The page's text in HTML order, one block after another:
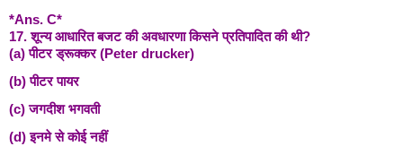
*Ans. C*
17. शून्य आधारित बजट की अवधारणा किसने प्रतिपादित की थी?
(a) पीटर ड्रूक्कर (Peter drucker)
(b) पीटर पायर
(c) जगदीश भगवती
(d) इनमे से कोई नहीं